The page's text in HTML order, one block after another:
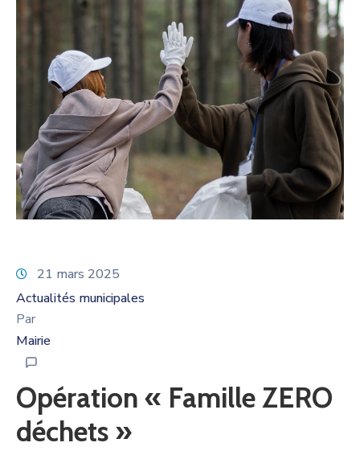
21 mars 2025
Actualités municipales
Par
Mairie
Opération « Famille ZERO
déchets »